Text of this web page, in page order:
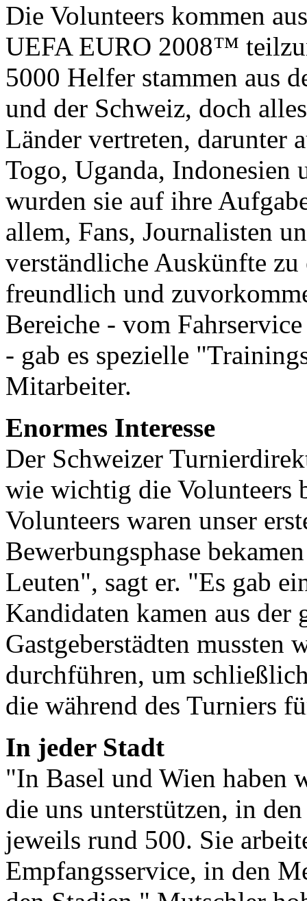
Die Volunteers kommen
UEFA EURO 2008™
5000 Helfer stammen aus
und der Schweiz, doch
Länder vertreten, darunter
Togo, Uganda, Indonesien
wurden sie auf ihre
allem, Fans, Journalisten
verständliche Auskünfte
freundlich und
Bereiche - vom
- gab es spezielle
Mitarbeiter.
Enormes Interesse
Der Schweizer
wie wichtig die Volunteers
Volunteers waren unser
Bewerbungsphase
Leuten", sagt er. "Es gab
Kandidaten kamen aus der
Gastgeberstädten
durchführen, um
die während des Turniers
In jeder Stadt
"In Basel und Wien haben
die uns unterstützen, in
jeweils rund 500. Sie
Empfangsservice, in den